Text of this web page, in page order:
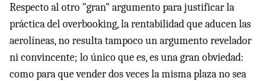
Respecto al otro "gran" argumento para justificar la
práctica del overbooking, la rentabilidad que aducen las
aerolíneas, no resulta tampoco un argumento revelador
ni convincente; lo único que es, es una gran obviedad:
como para que vender dos veces la misma plaza no sea